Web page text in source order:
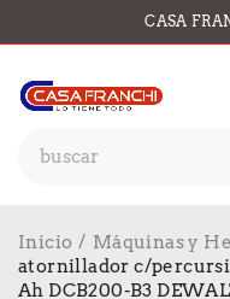
CASA
Inicio / Máquinas y
atornillador c/
Ah DCB200-B3